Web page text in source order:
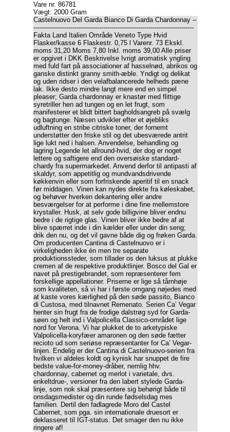
Vare nr. 86781
Vægt: 2000 Gram
Castelnuovo Del Garda Bianco Di Garda Chardonnay --
------------------------------------------------------------------------------
Fakta Land Italien Område Veneto Type Hvid
Flasker/kasse 6 Flaskestr. 0,75 l Varenr. 73 Ekskl.
moms 31,20 Moms 7,80 Inkl. moms 39,00 Alle priser
er opgivet i DKK Beskrivelse Ivrigt aromatisk yngling
med fuld fart på associationer af hasselnød, abrikos og
ganske distinkt granny smith-æble. Yndigt og delikat
og uden ridser i den velafbalancerede helheds pæne
lak. Ikke desto mindre langt mere end en simpel
pleaser; Garda chardonnay er knastør med flittige
syretriller hen ad tungen og en let frugt, som
manifesterer et blidt bittert bagholdsangreb på svælg
og bagtunge. Næsen udvikler efter et øjebliks
udluftning en stribe citriske toner, der fornemt
understøtter den friske stil og det ubesværede antrit
lige lukt ned i halsen. Anvendelse, behandling og
lagring Legende let allround-hvid, der dog er noget
lettere og saftigere end den oversøiske standard-
chardy fra supermarkedet. Anvend derfor til antipasti af
skaldyr, som appetitlig og mundvandsdrivende
køkkenvin eller som forfriskende aperitif til en snack
før middagen. Vinen kan nydes direkte fra køleskabet,
og behøver hverken dekantering eller andre
besværgelser for at performe i dine fine mellemstore
krystaller. Husk, at selv gode billigvine bliver endnu
bedre i de rigtige glas. Vinen bliver ikke bedre af at
blive spærret inde i din kælder eller under din seng;
drik den nu, og det vil gavne både dig og frøken Garda.
Om producenten Cantina di Castelnuovo er i
virkeligheden ikke én men tre separate
produktionssteder, som tillader os den luksus at plukke
cremen af de respektive produktlinjer. Bosco del Gal er
navet på prestigebrandet, som repræsenterer fem
forskellige appellationer. Priserne er lige så tårnhøje
som kvaliteten, så vi har i første omgang nøjedes med
at kaste vores kærlighed på den søde passito, Bianco
di Custosa, med tilnavnet Remenato. Serien Ca’ Vegar
henter sin frugt fra de frodige dalstrøg syd for Garda-
søen og helt ind i Valpolicella Classico-området lige
nord for Verona. Vi har plukket de to arketypiske
Valpolicella-koryfæer amaronen og den søde fætter
recioto ud som seriøse repræsentanter for Ca’ Vegar-
linjen. Endelig er der Cantina di Castelnuovo-serien fra
hvilken vi aldeles koldt og kynisk har snuppet de fire
bedste value-for-money-dråber, nemlig hhv.
chardonnay, cabernet og merlot i varietale, dvs.
enkeltdrue-, versioner fra den labert stylede Garda-
linje, som nok skal præsentere sig behørigt både til
onsdagsmedister og din runde fødselsdag mes
familien. Dertil den fadlagrede Moro del Castel
Cabernet, som pga. sin internationale druesort er
deklasseret til IGT-status. Det smager den nu ikke
ringere af!